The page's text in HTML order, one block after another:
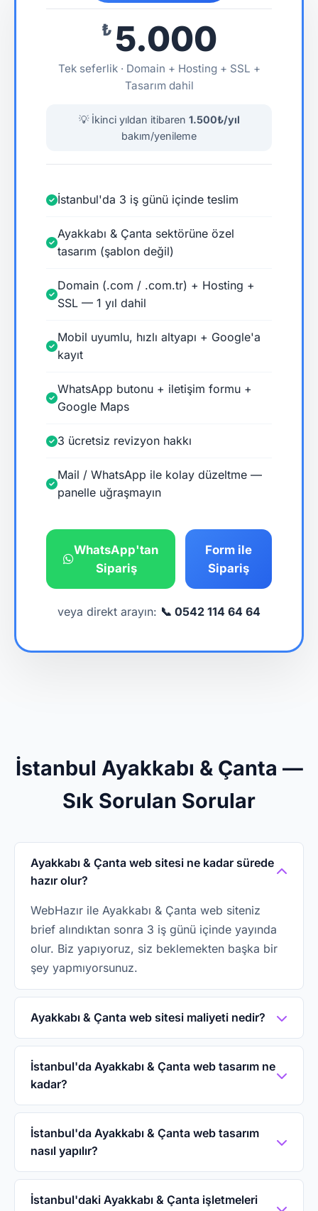
₺ 5.000
Tek seferlik · Domain + Hosting + SSL +
Tasarım dahil
💡 İkinci yıldan itibaren 1.500₺/yıl
bakım/yenileme
İstanbul'da 3 iş günü içinde teslim
Ayakkabı & Çanta sektörüne özel
tasarım (şablon değil)
Domain (.com / .com.tr) + Hosting +
SSL — 1 yıl dahil
Mobil uyumlu, hızlı altyapı + Google'a
kayıt
WhatsApp butonu + iletişim formu +
Google Maps
3 ücretsiz revizyon hakkı
Mail / WhatsApp ile kolay düzeltme —
panelle uğraşmayın
WhatsApp'tan
Sipariş
Form ile
Sipariş
veya direkt arayın: 📞 0542 114 64 64
İstanbul Ayakkabı & Çanta —
Sık Sorulan Sorular
Ayakkabı & Çanta web sitesi ne kadar sürede
hazır olur?
WebHazır ile Ayakkabı & Çanta web siteniz
brief alındıktan sonra 3 iş günü içinde yayında
olur. Biz yapıyoruz, siz beklemekten başka bir
şey yapmıyorsunuz.
Ayakkabı & Çanta web sitesi maliyeti nedir?
WebHazır'da Ayakkabı & Çanta web sitesi
5.000₺ tek seferliktir. Domain, hosting, SSL ve
sektöre özel tasarım dahildir. İkinci yıldan
itibaren yıllık 1.500₺ bakım ücreti uygulanır.
İstanbul'da Ayakkabı & Çanta web tasarım ne
kadar?
WebHazır ile İstanbul'da Ayakkabı & Çanta web
sitesi 5.000₺ tek seferlik. Domain, hosting, SSL
ve sektöre özel tasarım dahil. Aylık abonelik
yok, gizli ücret yok.
İstanbul'da Ayakkabı & Çanta web tasarım
nasıl yapılır?
WhatsApp'tan veya telefonla 0542 114 64 64
numarasından ulaşın, işletme bilgilerinizi
İstanbul'daki Ayakkabı & Çanta işletmeleri